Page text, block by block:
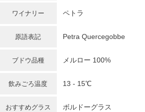
ワイナリー ペトラ
原語表記 Petra Quercegobbe
ブドウ品種 メルロー 100%
飲みごろ温度 13 - 15℃
おすすめグラス ボルドーグラス